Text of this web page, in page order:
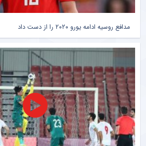
مدافع روسیه ادامه یورو ۲۰۲۰ را از دست داد